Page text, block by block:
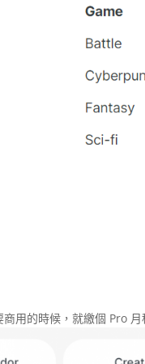
用的時候，就繳個 Pro 月